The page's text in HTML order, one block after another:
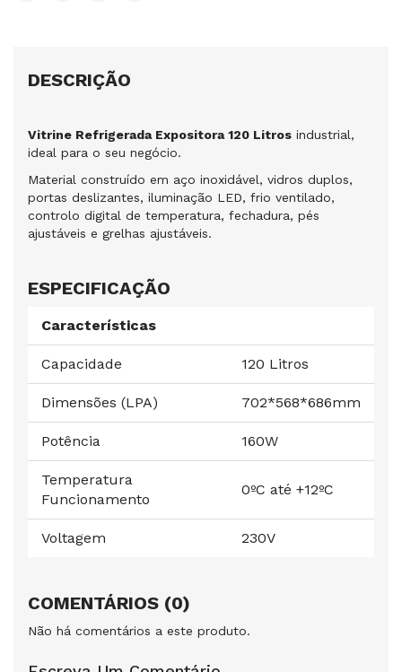
DESCRIÇÃO
Vitrine Refrigerada Expositora 120 Litros industrial,
ideal para o seu negócio.
Material construído em aço inoxidável, vidros duplos,
portas deslizantes, iluminação LED, frio ventilado,
controlo digital de temperatura, fechadura, pés
ajustáveis e grelhas ajustáveis.
ESPECIFICAÇÃO
Características
Capacidade 120 Litros
Dimensões (LPA) 702*568*686mm
Potência 160W
Temperatura
Funcionamento
0ºC até +12ºC
Voltagem 230V
COMENTÁRIOS (0)
Não há comentários a este produto.